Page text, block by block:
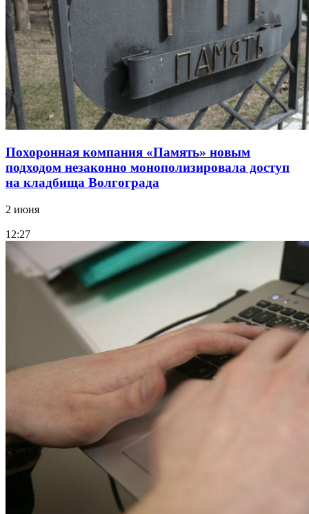
Похоронная компания «Память» новым
подходом незаконно монополизировала доступ
на кладбища Волгограда
2 июня
12:27